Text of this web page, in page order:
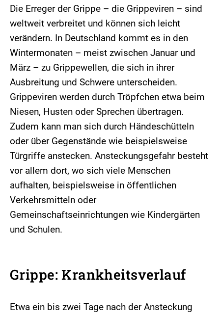
Die Erreger der Grippe – die Grippeviren – sind
weltweit verbreitet und können sich leicht
verändern. In Deutschland kommt es in den
Wintermonaten – meist zwischen Januar und
März – zu Grippewellen, die sich in ihrer
Ausbreitung und Schwere unterscheiden.
Grippeviren werden durch Tröpfchen etwa beim
Niesen, Husten oder Sprechen übertragen.
Zudem kann man sich durch Händeschütteln
oder über Gegenstände wie beispielsweise
Türgriffe anstecken. Ansteckungsgefahr besteht
vor allem dort, wo sich viele Menschen
aufhalten, beispielsweise in öffentlichen
Verkehrsmitteln oder
Gemeinschaftseinrichtungen wie Kindergärten
und Schulen.
Grippe: Krankheitsverlauf
Etwa ein bis zwei Tage nach der Ansteckung